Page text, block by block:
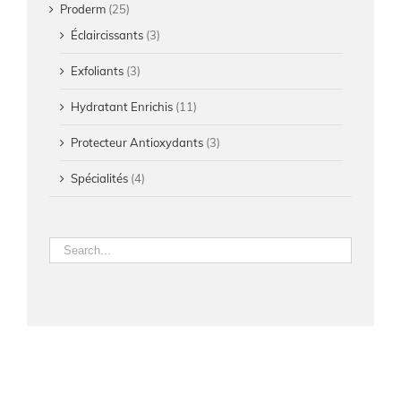
Proderm (25)
Éclaircissants (3)
Exfoliants (3)
Hydratant Enrichis (11)
Protecteur Antioxydants (3)
Spécialités (4)